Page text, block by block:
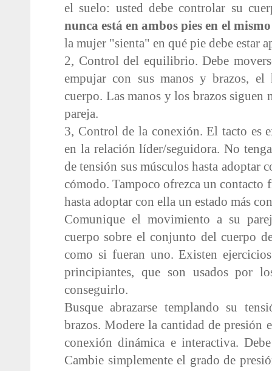
el suelo: usted debe controlar su
nunca está en ambos pies en el
la mujer "sienta" en qué pie debe estar
2, Control del equilibrio. Debe
empujar con sus manos y brazos,
cuerpo. Las manos y los brazos siguen
pareja.
3, Control de la conexión. El tacto es
en la relación líder/seguidora. No
de tensión sus músculos hasta adoptar
cómodo. Tampoco ofrezca un contacto
hasta adoptar con ella un estado más
Comunique el movimiento a su
cuerpo sobre el conjunto del cuerpo
como si fueran uno. Existen
principiantes, que son usados por
conseguirlo.
Busque abrazarse templando su
brazos. Modere la cantidad de presión
conexión dinámica e interactiva.
Cambie simplemente el grado de